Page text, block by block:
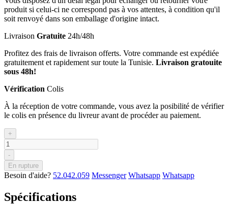
produit si celui-ci ne correspond pas à vos attentes, à condition qu'il
soit renvoyé dans son emballage d'origine intact.
Livraison Gratuite 24h/48h
Profitez des frais de livraison offerts. Votre commande est expédiée
gratuitement et rapidement sur toute la Tunisie. Livraison gratouite
sous 48h!
Vérification Colis
À la réception de votre commande, vous avez la posibilité de vérifier
le colis en présence du livreur avant de procéder au paiement.
+
-
En rupture
Besoin d'aide? 52.042.059 Messenger Whatsapp Whatsapp
Spécifications